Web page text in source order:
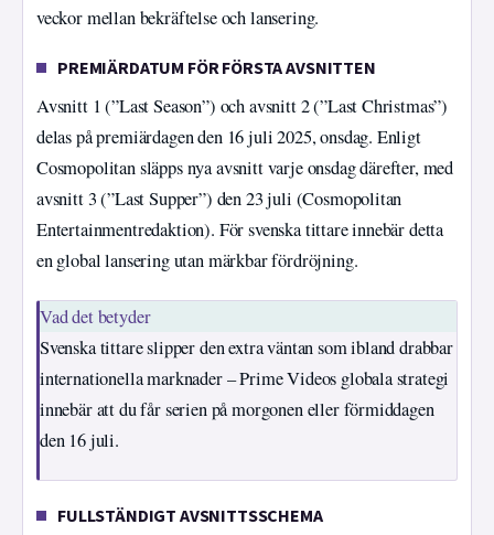
veckor mellan bekräftelse och lansering.
PREMIÄRDATUM FÖR FÖRSTA AVSNITTEN
Avsnitt 1 (”Last Season”) och avsnitt 2 (”Last Christmas”)
delas på premiärdagen den 16 juli 2025, onsdag. Enligt
Cosmopolitan släpps nya avsnitt varje onsdag därefter, med
avsnitt 3 (”Last Supper”) den 23 juli (Cosmopolitan
Entertainmentredaktion). För svenska tittare innebär detta
en global lansering utan märkbar fördröjning.
Vad det betyder
Svenska tittare slipper den extra väntan som ibland drabbar
internationella marknader – Prime Videos globala strategi
innebär att du får serien på morgonen eller förmiddagen
den 16 juli.
FULLSTÄNDIGT AVSNITTSSCHEMA